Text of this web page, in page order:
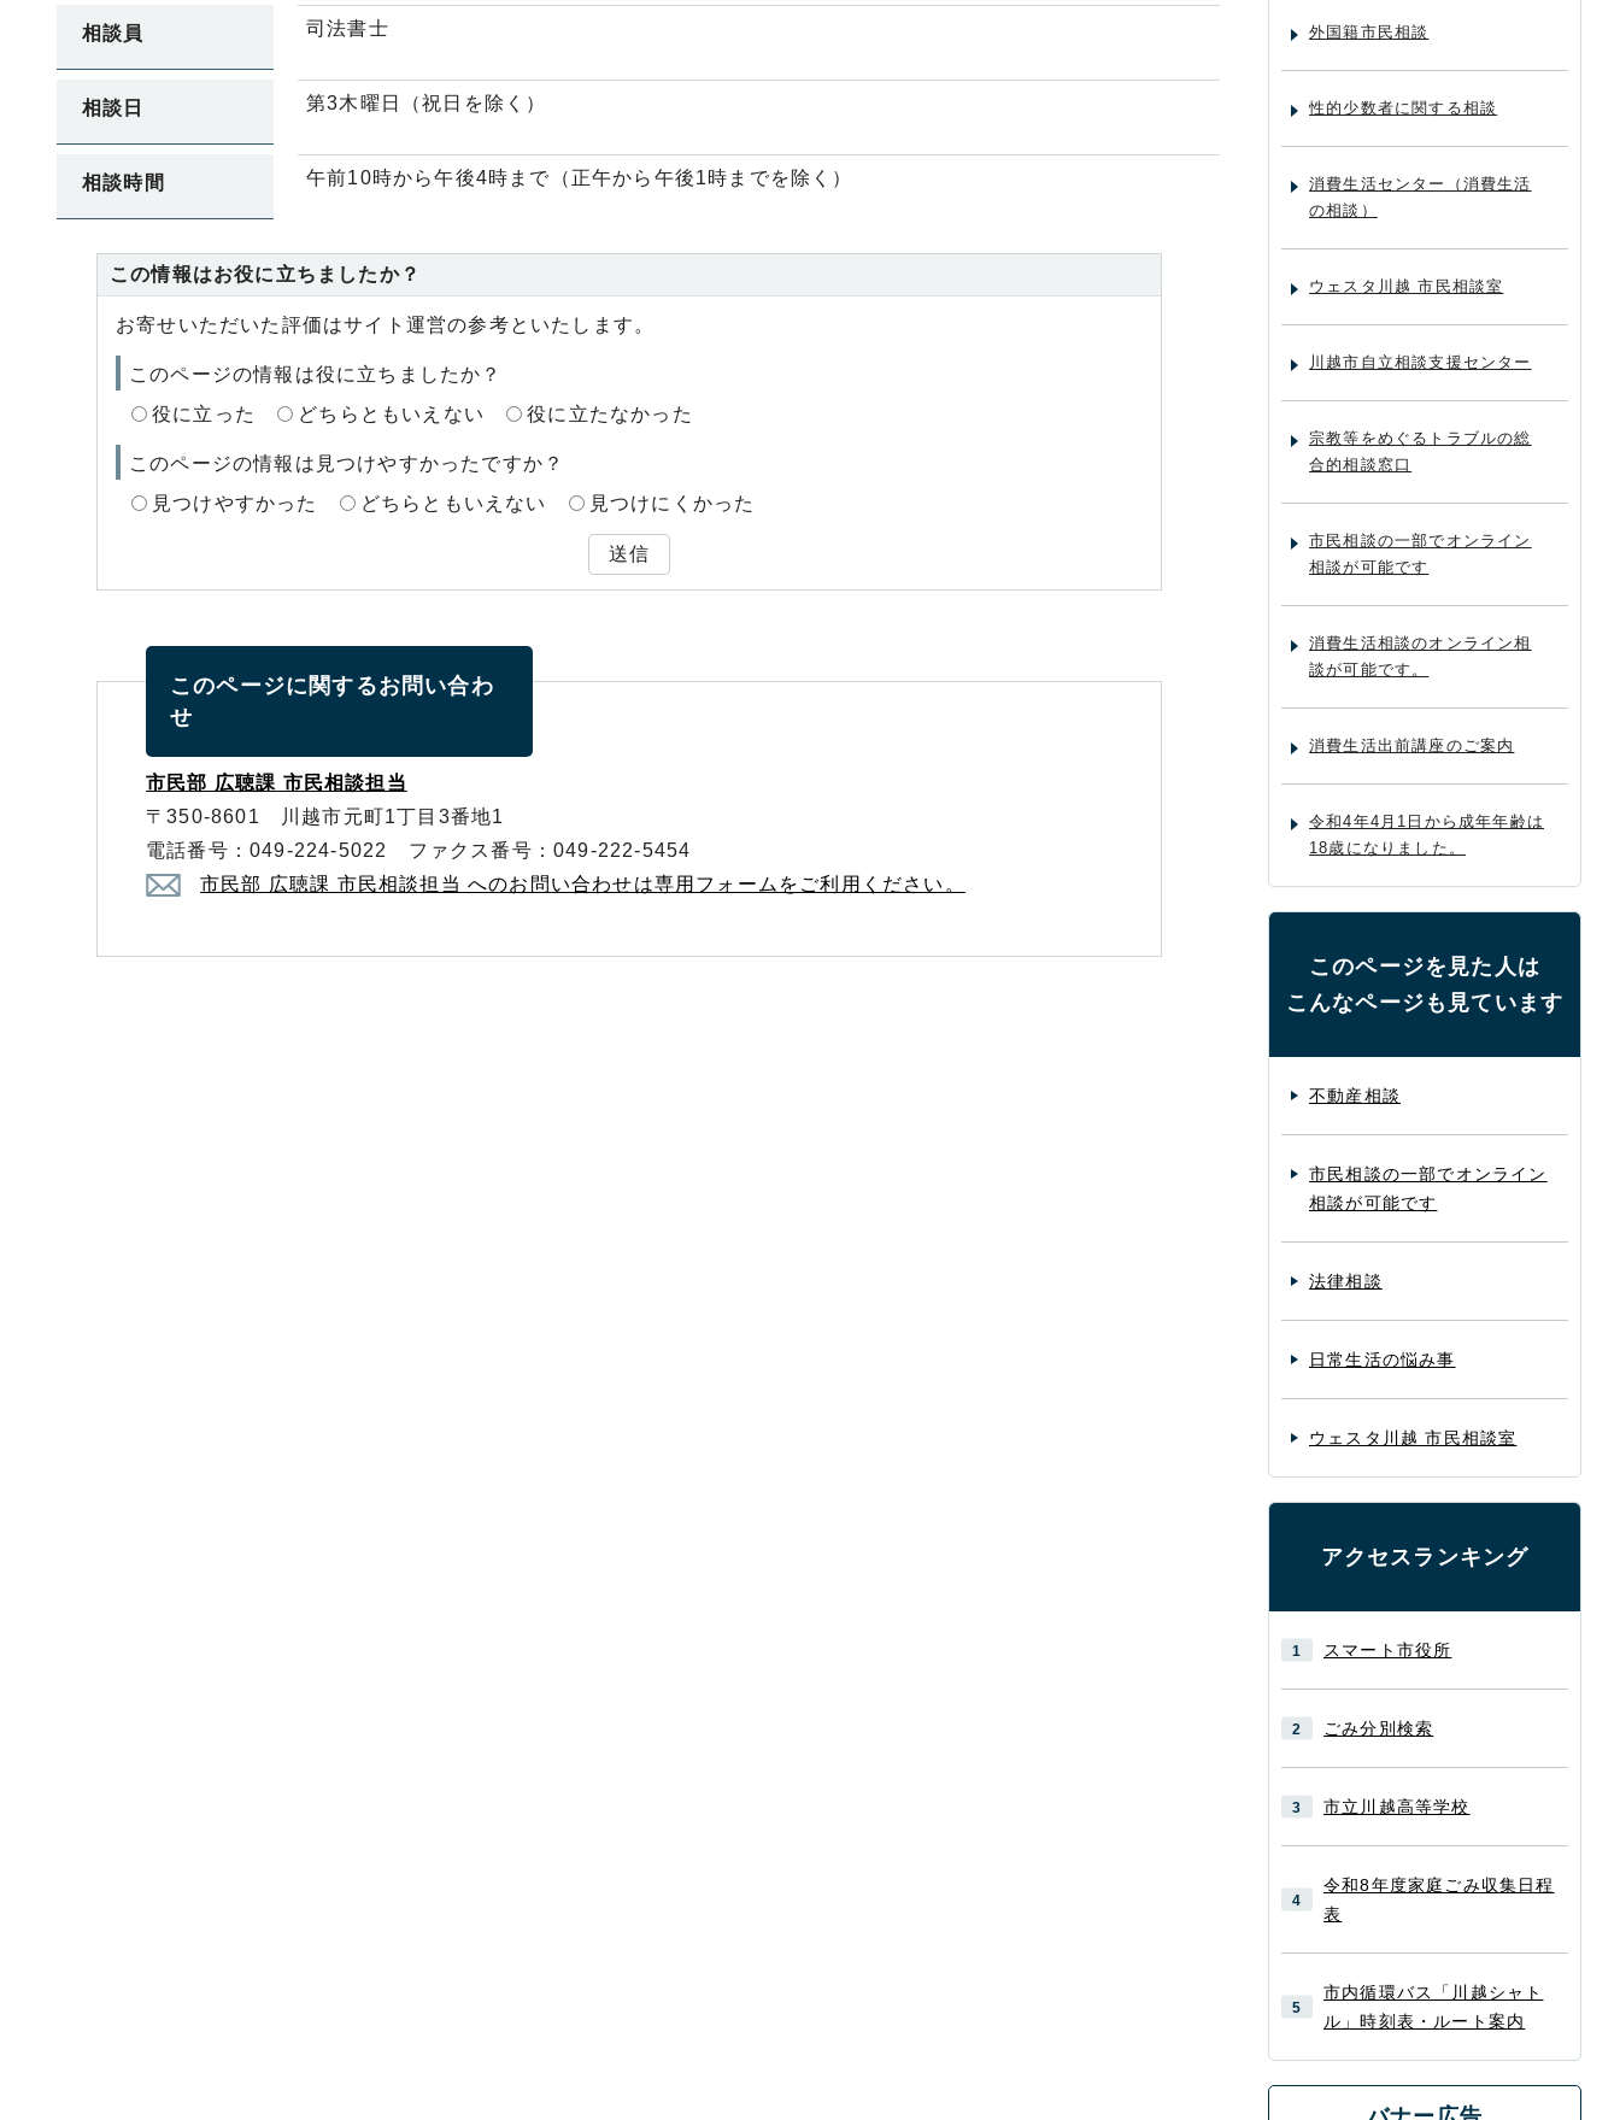
相談員 司法書士
相談日 第3木曜日（祝日を除く）
相談時間 午前10時から午後4時まで（正午から午後1時までを除く）
この情報はお役に立ちましたか？
お寄せいただいた評価はサイト運営の参考といたします。
このページの情報は役に立ちましたか？
役に立った
どちらともいえない 役に立たなかった
このページの情報は見つけやすかったですか？
見つけやすかった
どちらともいえない 見つけにくかった
送信
このページに関するお問い合わ
せ
市民部 広聴課 市民相談担当
〒350-8601 川越市元町1丁目3番地1
電話番号：049-224-5022 ファクス番号：049-222-5454
市民部 広聴課 市民相談担当 へのお問い合わせは専用フォームをご利用ください。
外国籍市民相談
性的少数者に関する相談
消費生活センター（消費生活
の相談）
ウェスタ川越 市民相談室
川越市自立相談支援センター
宗教等をめぐるトラブルの総
合的相談窓口
市民相談の一部でオンライン
相談が可能です
消費生活相談のオンライン相
談が可能です。
消費生活出前講座のご案内
令和4年4月1日から成年年齢は
18歳になりました。
このページを見た人は
こんなページも見ています
不動産相談
市民相談の一部でオンライン
相談が可能です
法律相談
日常生活の悩み事
ウェスタ川越 市民相談室
アクセスランキング
スマート市役所
ごみ分別検索
市立川越高等学校
令和8年度家庭ごみ収集日程
表
市内循環バス「川越シャト
ル」時刻表・ルート案内